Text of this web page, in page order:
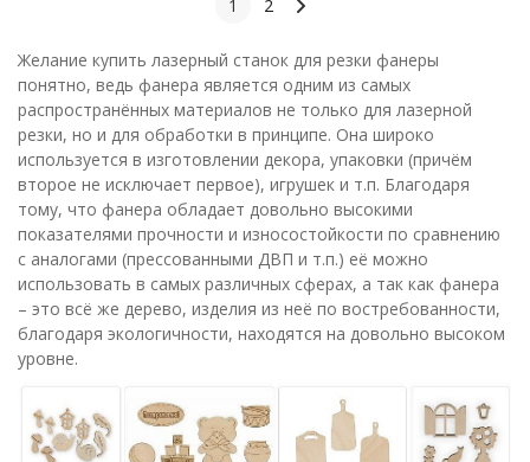
1 2
Желание купить лазерный станок для резки фанеры
понятно, ведь фанера является одним из самых
распространённых материалов не только для лазерной
резки, но и для обработки в принципе. Она широко
используется в изготовлении декора, упаковки (причём
второе не исключает первое), игрушек и т.п. Благодаря
тому, что фанера обладает довольно высокими
показателями прочности и износостойкости по сравнению
с аналогами (прессованными ДВП и т.п.) её можно
использовать в самых различных сферах, а так как фанера
– это всё же дерево, изделия из неё по востребованности,
благодаря экологичности, находятся на довольно высоком
уровне.